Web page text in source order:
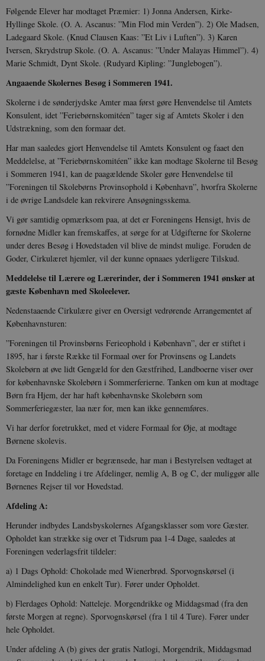
Følgende Elever har modtaget Præmier: 1) Jonna Andersen, Kirke-
Hyllinge Skole. (O. A. Ascanus: ”Min Flod min Verden”). 2) Ole Madsen,
Ladegaard Skole. (Knud Clausen Kaas: ”Et Liv i Luften”). 3) Karen
Iversen, Skrydstrup Skole. (O. A. Ascanus: ”Under Malayas Himmel”). 4)
Marie Schmidt, Dynt Skole. (Rudyard Kipling: ”Junglebogen”).
Angaaende Skolernes Besøg i Sommeren 1941.
Skolerne i de sønderjydske Amter maa først gøre Henvendelse til Amtets
Konsulent, idet ”Feriebørnskomitéen” tager sig af Amtets Skoler i den
Udstrækning, som den formaar det.
Har man saaledes gjort Henvendelse til Amtets Konsulent og faaet den
Meddelelse, at ”Feriebørnskomitéen” ikke kan modtage Skolerne til Besøg
i Sommeren 1941, kan de paagældende Skoler gøre Henvendelse til
”Foreningen til Skolebørns Provinsophold i København”, hvorfra Skolerne
i de øvrige Landsdele kan rekvirere Ansøgningsskema.
Vi gør samtidig opmærksom paa, at det er Foreningens Hensigt, hvis de
fornødne Midler kan fremskaffes, at sørge for at Udgifterne for Skolerne
under deres Besøg i Hovedstaden vil blive de mindst mulige. Foruden de
Goder, Cirkulæret hjemler, vil der kunne opnaaes yderligere Tilskud.
Meddelelse til Lærere og Lærerinder, der i Sommeren 1941 ønsker at
gæste København med Skoleelever.
Nedenstaaende Cirkulære giver en Oversigt vedrørende Arrangementet af
Københavnsturen:
”Foreningen til Provinsbørns Ferieophold i København”, der er stiftet i
1895, har i første Række til Formaal over for Provinsens og Landets
Skolebørn at øve lidt Gengæld for den Gæstfrihed, Landboerne viser over
for københavnske Skolebørn i Sommerferierne. Tanken om kun at modtage
Børn fra Hjem, der har haft københavnske Skolebørn som
Sommerferiegæster, laa nær for, men kan ikke gennemføres.
Vi har derfor foretrukket, med et videre Formaal for Øje, at modtage
Børnene skolevis.
Da Foreningens Midler er begrænsede, har man i Bestyrelsen vedtaget at
foretage en Inddeling i tre Afdelinger, nemlig A, B og C, der muliggør alle
Børnenes Rejser til vor Hovedstad.
Afdeling A:
Herunder indbydes Landsbyskolernes Afgangsklasser som vore Gæster.
Opholdet kan strække sig over et Tidsrum paa 1-4 Dage, saaledes at
Foreningen vederlagsfrit tildeler:
a) 1 Dags Ophold: Chokolade med Wienerbrød. Sporvognskørsel (i
Almindelighed kun en enkelt Tur). Fører under Opholdet.
b) Flerdages Ophold: Natteleje. Morgendrikke og Middagsmad (fra den
første Morgen at regne). Sporvognskørsel (fra 1 til 4 Ture). Fører under
hele Opholdet.
Under afdeling A (b) gives der gratis Natlogi, Morgendrik, Middagsmad